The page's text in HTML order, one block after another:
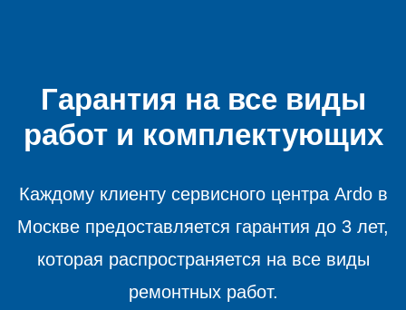
Гарантия на все виды
работ и комплектующих
Каждому клиенту сервисного центра Ardo в
Москве предоставляется гарантия до 3 лет,
которая распространяется на все виды
ремонтных работ.